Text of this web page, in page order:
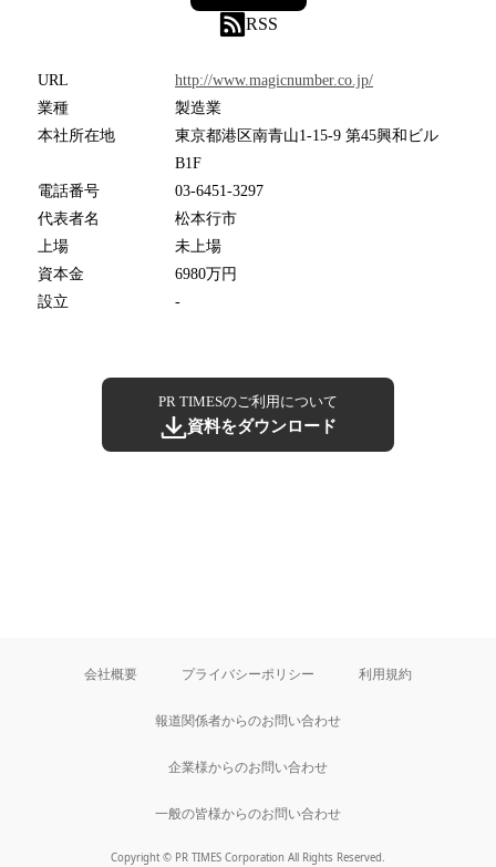
RSS
URL
http://www.magicnumber.co.jp/
業種
製造業
本社所在地
東京都港区南青山1-15-9 第45興和ビル
B1F
電話番号
03-6451-3297
代表者名
松本行市
上場
未上場
資本金
6980万円
設立
-
PR TIMESのご利用について
資料をダウンロード
会社概要 プライバシーポリシー 利用規約
報道関係者からのお問い合わせ
企業様からのお問い合わせ
一般の皆様からのお問い合わせ
Copyright © PR TIMES Corporation All Rights Reserved.